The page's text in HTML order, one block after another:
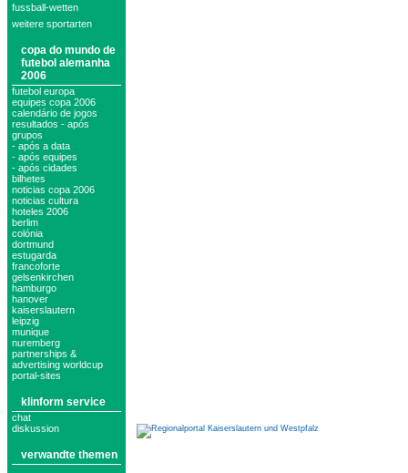
fussball-wetten
weitere sportarten
copa do mundo de
futebol alemanha
2006
futebol europa
equipes copa 2006
calendário de jogos
resultados - após
grupos
- após a data
- após equipes
- após cidades
bilhetes
noticias copa 2006
noticias cultura
hoteles 2006
berlim
colónia
dortmund
estugarda
francoforte
gelsenkirchen
hamburgo
hanover
kaiserslautern
leipzig
munique
nuremberg
partnerships &
advertising worldcup
portal-sites
klinform service
chat
diskussion
verwandte themen